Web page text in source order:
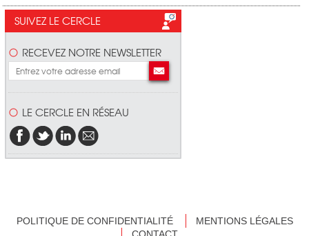
SUIVEZ LE CERCLE
RECEVEZ NOTRE NEWSLETTER
LE CERCLE EN RÉSEAU
POLITIQUE DE CONFIDENTIALITÉ
MENTIONS LÉGALES